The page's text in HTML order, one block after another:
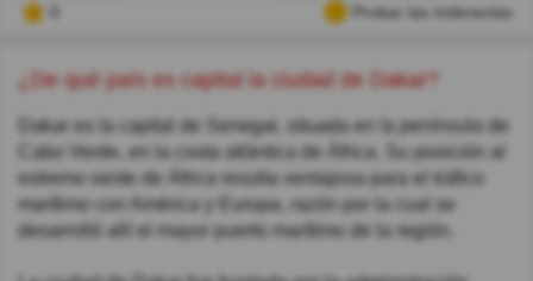
Probar las inderectas
¿De qué país es capital la ciudad de Dakar?
Dakar es la capital de Senegal, situada en la península de
Cabo Verde, en la costa atlántica de África. Su posición al
extremo oeste de África resulta ventajosa para el tráfico
marítimo con América y Europa, razón por la cual se
desarrolló allí el mayor puerto marítimo de la región.